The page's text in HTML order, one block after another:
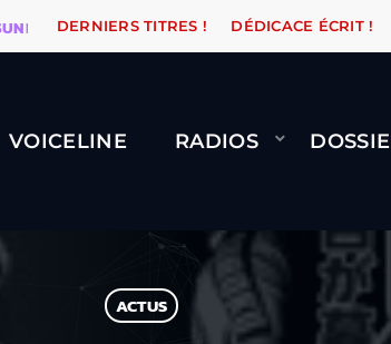
WARÉTRO ORANGE ROAD QUI
DERNIERS TITRES ! DÉDICACE ÉCRIT !
VOICELINE RADIOS
ACTUS